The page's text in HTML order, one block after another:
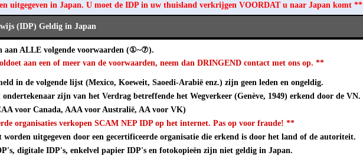
uitgegeven in Japan. U moet de IDP in uw thuisland verkrijgen VOORDAT u naar Japan komt **
(IDP) Geldig in Japan
aan ALLE volgende voorwaarden (①~⑦).
aan een of meer van de voorwaarden, neem dan DRINGEND contact met ons op. **
in de volgende lijst (Mexico, Koeweit, Saoedi-Arabië enz.) zijn geen leden en ongeldig.
zijn van het Verdrag betreffende het Wegverkeer (Genève, 1949) erkend door de VN.
voor Canada, AAA voor Australië, AA voor VK)
organisaties verkopen SCAM NEP IDP op het internet. Pas op voor fraude! **
uitgegeven door een gecertificeerde organisatie die erkend is door het land of de autoriteit.
digitale IDP's, enkelvel papier IDP's en fotokopieën zijn niet geldig in Japan.